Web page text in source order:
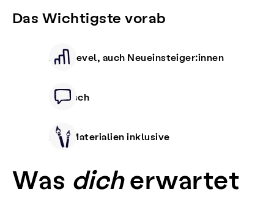
Das Wichtigste vorab
Alle Level, auch Neueinsteiger:innen
Deutsch
Alle Materialien inklusive
Was dicherwartet